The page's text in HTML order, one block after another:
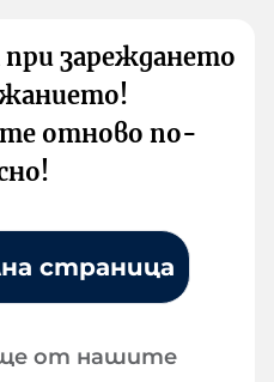
зареждането
отново по-
страница
от нашите